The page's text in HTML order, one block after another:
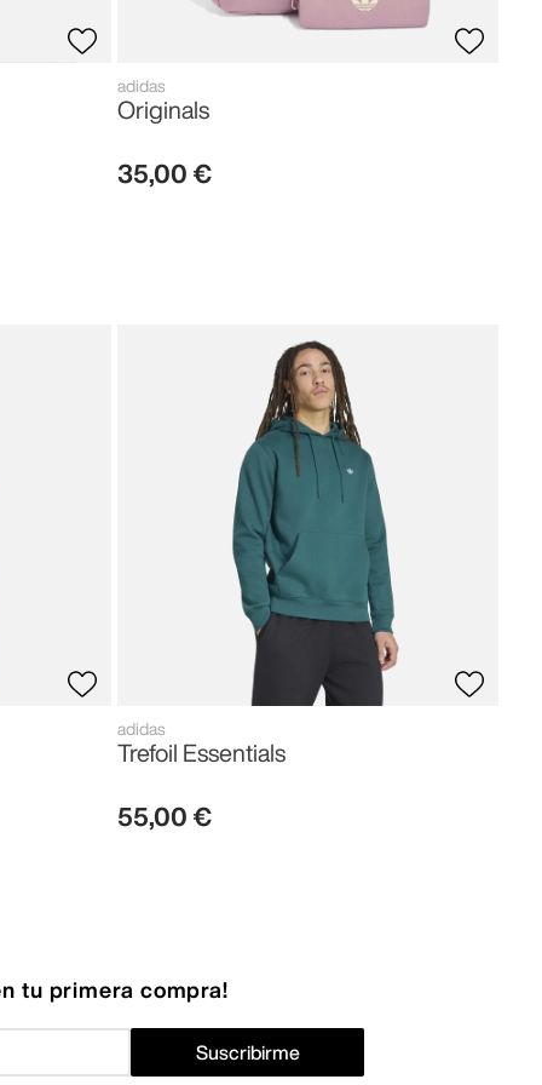
adidas
Originals
35,00 €
adidas
Trefoil Essentials
55,00 €
tu primera compra!
Suscribirme